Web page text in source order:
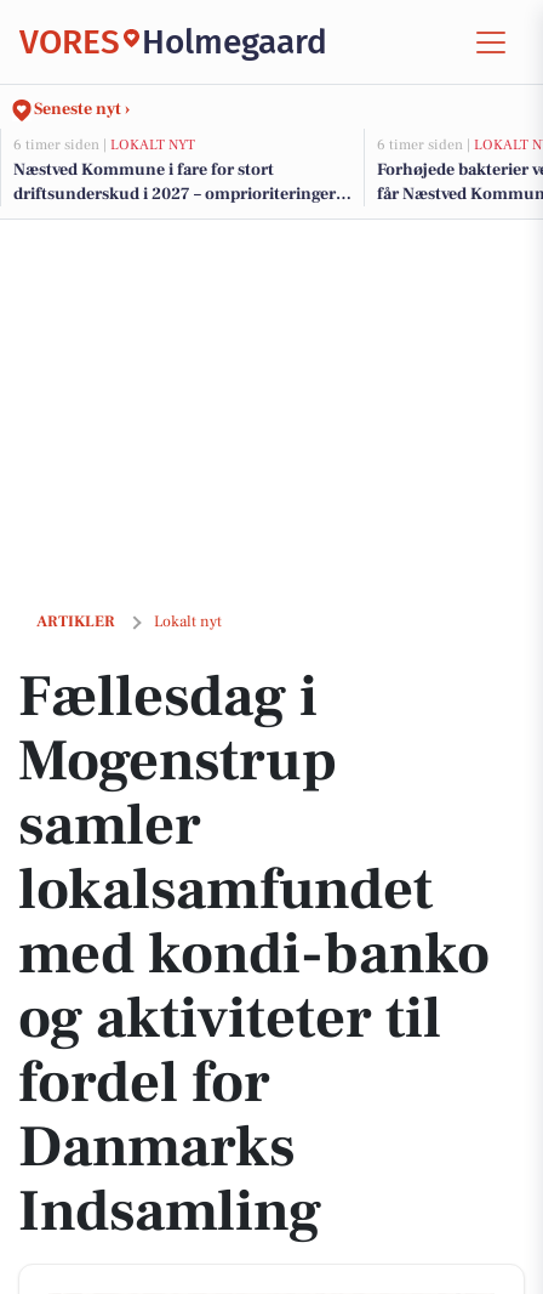
VORES Holmegaard
Seneste nyt ›
6 timer siden | LOKALT NYT
Næstved Kommune i fare for stort
driftsunderskud i 2027 – omprioriteringer
på vej for at bevare velfærden
6 timer siden | LOKALT
Forhøjede bakterier
får Næstved
badning ved Præstø
ARTIKLER Lokalt nyt
Fællesdag i Mogenstrup samler lokalsamfundet med kondi-banko
Fællesdag i
Mogenstrup
samler
lokalsamfundet
med kondi-banko
og aktiviteter til
fordel for
Danmarks
Indsamling